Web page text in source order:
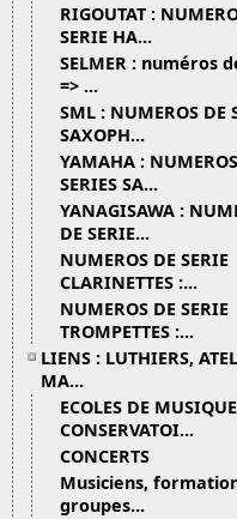
RIGOUTAT :
SERIE HA...
SELMER : numéros
=> ...
SML : NUMEROS DE
SAXOPH...
YAMAHA :
SERIES SA...
YANAGISAWA :
DE SERIE...
NUMEROS DE SERIE
CLARINETTES :...
NUMEROS DE SERIE
TROMPETTES :...
LIENS : LUTHIERS,
MA...
ECOLES DE
CONSERVATOI...
CONCERTS
Musiciens,
groupes...